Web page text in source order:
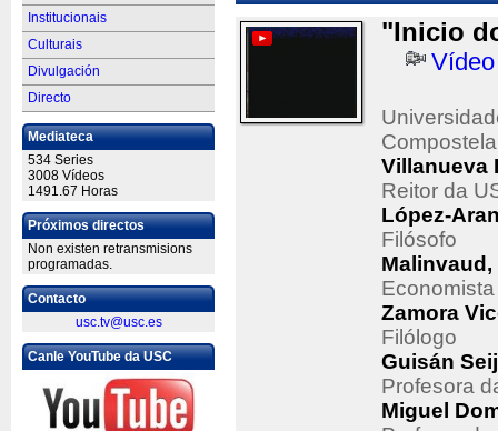
Institucionais
Culturais
Divulgación
Directo
Mediateca
534 Series
3008 Vídeos
1491.67 Horas
Próximos directos
Non existen retransmisions
programadas.
Contacto
usc.tv@usc.es
Canle YouTube da USC
"Inicio
Vídeo
Compostela
Villanueva
Reitor da
López-
Filósofo
Economista
Zamora
Filólogo
Guisán
Profesora
Miguel